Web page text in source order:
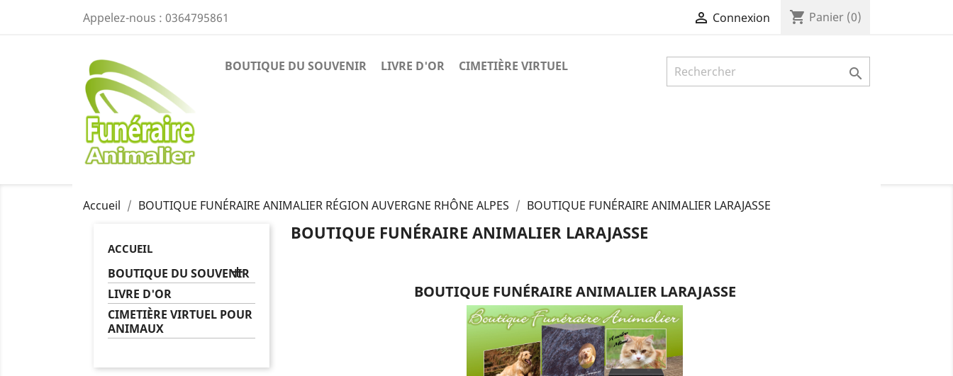
Appelez-nous : 0364795861  Connexion shopping_cart Panier (0)
BOUTIQUE DU SOUVENIR LIVRE D'OR CIMETIÈRE VIRTUEL 
Accueil BOUTIQUE FUNÉRAIRE ANIMALIER RÉGION AUVERGNE RHÔNE ALPES BOUTIQUE FUNÉRAIRE ANIMALIER LARAJASSE
ACCUEIL
BOUTIQUE DU SOUVENIR

LIVRE D'OR
CIMETIÈRE VIRTUEL POUR
ANIMAUX
BOUTIQUE FUNÉRAIRE ANIMALIER LARAJASSE
BOUTIQUE FUNÉRAIRE ANIMALIER LARAJASSE